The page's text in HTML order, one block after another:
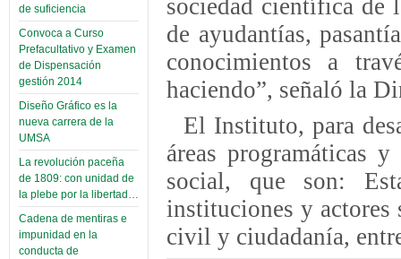
de suficiencia
Convoca a Curso
Prefacultativo y Examen
de Dispensación
gestión 2014
Diseño Gráfico es la
nueva carrera de la
UMSA
La revolución paceña
de 1809: con unidad de
la plebe por la libertad…
Cadena de mentiras e
impunidad en la
conducta de
sociedad científica de
de ayudantías,
conocimientos a
haciendo”, señaló la
El Instituto, para
áreas programáticas
social, que son:
instituciones y actores
civil y ciudadanía,